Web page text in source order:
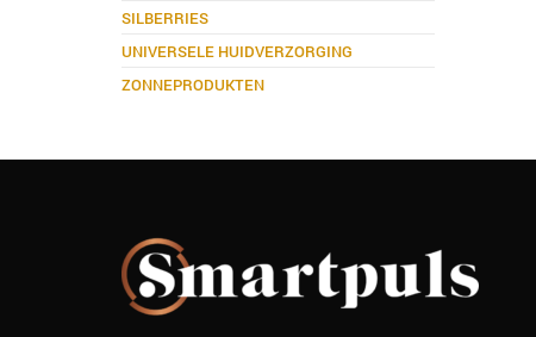
SILBERRIES
UNIVERSELE HUIDVERZORGING
ZONNEPRODUKTEN